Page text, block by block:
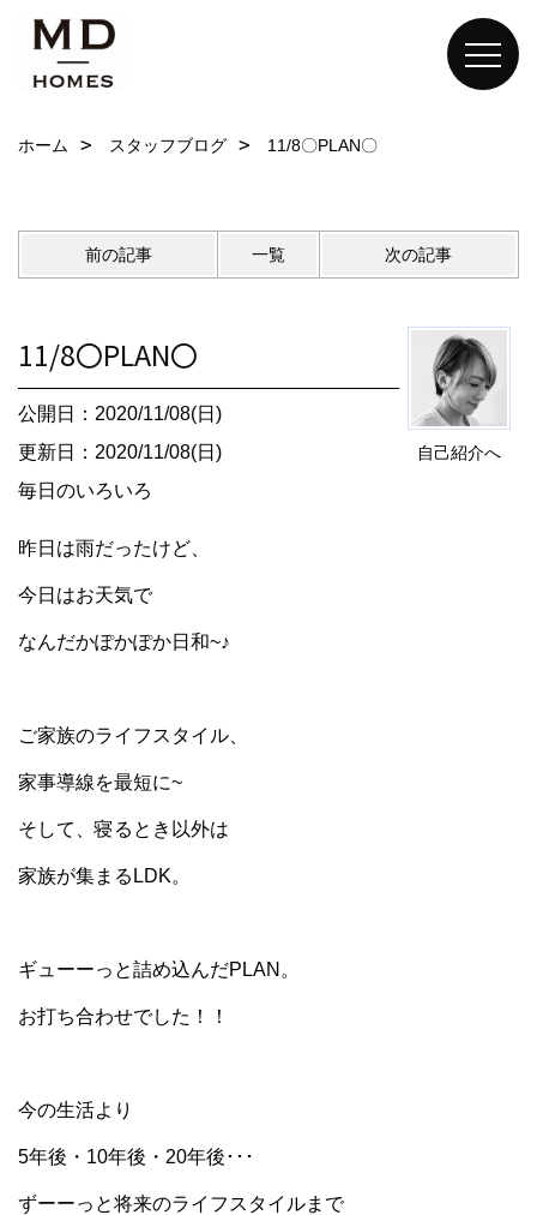
ホーム スタッフブログ 11/8〇PLAN〇
前の記事 一覧 次の記事
自己紹介へ
11/8〇PLAN〇
公開日：2020/11/08(日)
更新日：2020/11/08(日)
毎日のいろいろ
昨日は雨だったけど、
今日はお天気で
なんだかぽかぽか日和~♪
ご家族のライフスタイル、
家事導線を最短に~
そして、寝るとき以外は
家族が集まるLDK。
ギューーっと詰め込んだPLAN。
お打ち合わせでした！！
今の生活より
5年後・10年後・20年後･･･
ずーーっと将来のライフスタイルまで